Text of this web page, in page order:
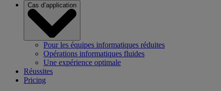
Cas d’application
Pour les équipes informatiques réduites
Opérations informatiques fluides
Une expérience optimale
Réussites
Pricing